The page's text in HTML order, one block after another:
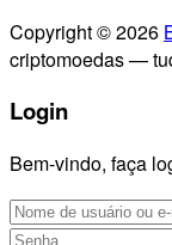
Copyright © 2026
criptomoedas —
Login
Bem-vindo, faça